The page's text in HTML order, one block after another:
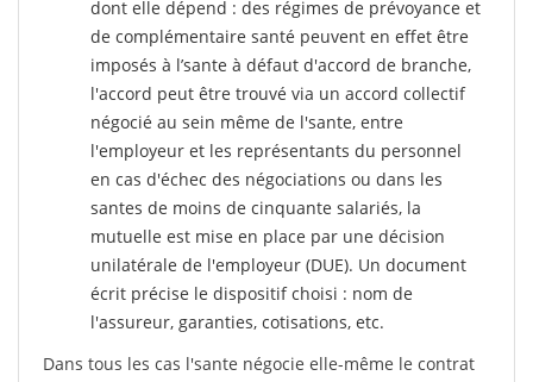
dont elle dépend : des régimes de prévoyance et
de complémentaire santé peuvent en effet être
imposés à l’sante à défaut d'accord de branche,
l'accord peut être trouvé via un accord collectif
négocié au sein même de l'sante, entre
l'employeur et les représentants du personnel
en cas d'échec des négociations ou dans les
santes de moins de cinquante salariés, la
mutuelle est mise en place par une décision
unilatérale de l'employeur (DUE). Un document
écrit précise le dispositif choisi : nom de
l'assureur, garanties, cotisations, etc.
Dans tous les cas l'sante négocie elle-même le contrat